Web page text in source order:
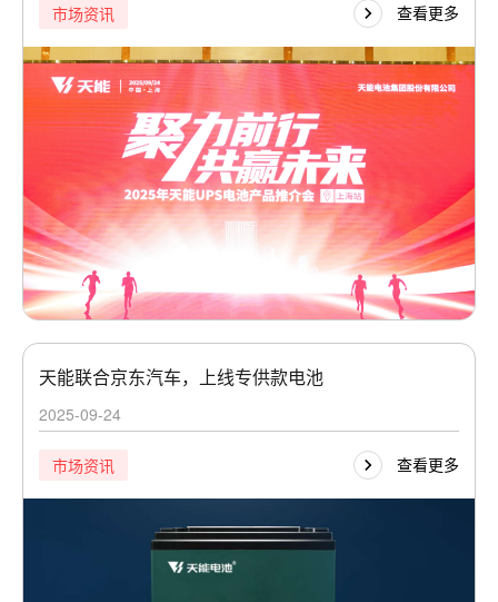
市场资讯 查看更多
天能联合京东汽车，上线专供款电池
2025-09-24
市场资讯 查看更多